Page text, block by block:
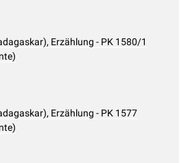
Erzählung - PK 1580/1
Erzählung - PK 1577